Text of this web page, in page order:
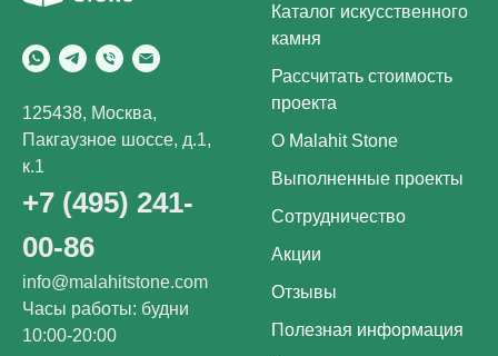
125438, Москва,
Пакгаузное шоссе, д.1,
к.1
+7 (495) 241-
00-86
info@malahitstone.com
Часы работы: будни
10:00-20:00
Каталог искусственного
камня
Рассчитать стоимость
проекта
О Malahit Stone
Выполненные проекты
Сотрудничество
Акции
Отзывы
Полезная информация